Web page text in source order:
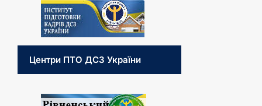
Центри ПТО ДСЗ України